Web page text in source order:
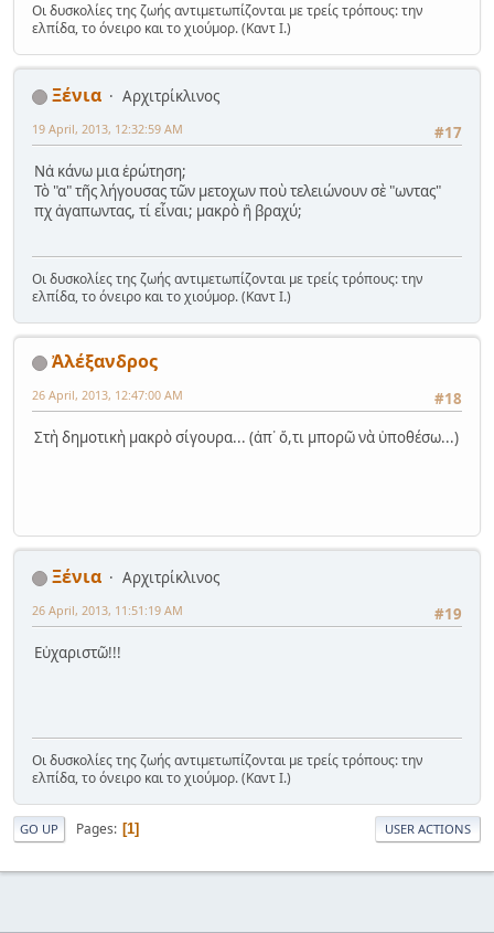
Οι δυσκολίες της ζωής αντιμετωπίζονται με τρείς τρόπους: την
ελπίδα, το όνειρο και το χιούμορ. (Καντ Ι.)
Ξένια
Αρχιτρίκλινος
#17
19 April, 2013, 12:32:59 AM
Νἀ κάνω μια ἐρώτηση;
Τὸ "α" τῆς λήγουσας τῶν μετοχων ποὺ τελειώνουν σὲ "ωντας"
πχ ἀγαπωντας, τί εἶναι; μακρὸ ἢ βραχύ;
Οι δυσκολίες της ζωής αντιμετωπίζονται με τρείς τρόπους: την
ελπίδα, το όνειρο και το χιούμορ. (Καντ Ι.)
Ἀλέξανδρος
#18
26 April, 2013, 12:47:00 AM
Στὴ δημοτικὴ μακρὸ σίγουρα... (ἀπ᾿ ὅ,τι μπορῶ νὰ ὑποθέσω...)
Ξένια
Αρχιτρίκλινος
#19
26 April, 2013, 11:51:19 AM
Εὐχαριστῶ!!!
Οι δυσκολίες της ζωής αντιμετωπίζονται με τρείς τρόπους: την
ελπίδα, το όνειρο και το χιούμορ. (Καντ Ι.)
GO UP Pages 1 USER ACTIONS